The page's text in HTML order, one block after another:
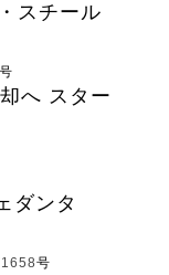
スチール
号
へ スター
ダンタ
1658号